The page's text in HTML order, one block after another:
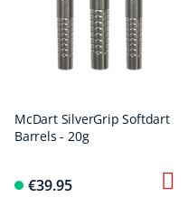
McDart SilverGrip Softdart
Barrels - 20g
€39.95